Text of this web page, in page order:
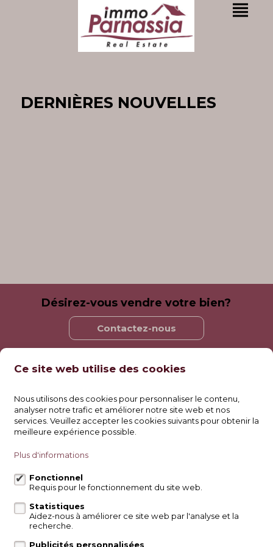
DERNIÈRES NOUVELLES
Désirez-vous vendre votre bien?
Contactez-nous
Vogelenzangstraat 123
Kortenberg
+3227/57.01.01 (Algemeen)
Ce site web utilise des cookies
Nous utilisons des cookies pour personnaliser le contenu,
analyser notre trafic et améliorer notre site web et nos
services. Veuillez accepter les cookies suivants pour obtenir la
meilleure expérience possible.
Plus d'informations
Fonctionnel
Requis pour le fonctionnement du site web.
Statistiques
Aidez-nous à améliorer ce site web par l'analyse et la
recherche.
Publicités personnalisées